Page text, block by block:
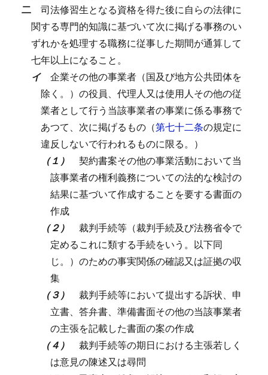
二 司法修習生となる資格を得た後に自らの法律に
関する専門的知識に基づいて次に掲げる事務のい
ずれかを処理する職務に従事した期間が通算して
七年以上になること。
イ 企業その他の事業者（国及び地方公共団体を
除く。）の役員、代理人又は使用人その他の従
業者として行う当該事業者の事業に係る事務で
あつて、次に掲げるもの（第七十二条の規定に
違反しないで行われるものに限る。）
（１） 契約書案その他の事業活動において当
該事業者の権利義務についての法的な検討の
結果に基づいて作成することを要する書面の
作成
（２） 裁判手続等（裁判手続及び法務省令で
定めるこれに類する手続をいう。以下同
じ。）のための事実関係の確認又は証拠の収
集
（３） 裁判手続等において提出する訴状、申
立書、答弁書、準備書面その他の当該事業者
の主張を記載した書面の案の作成
（４） 裁判手続等の期日における主張若しく
は意見の陳述又は尋問